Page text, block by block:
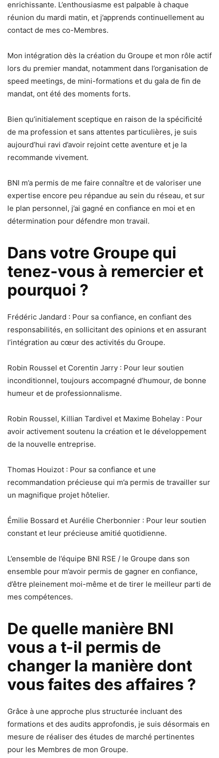
enrichissante. L’enthousiasme est palpable à chaque
réunion du mardi matin, et j’apprends continuellement au
contact de mes co-Membres.
Mon intégration dès la création du Groupe et mon rôle actif
lors du premier mandat, notamment dans l’organisation de
speed meetings, de mini-formations et du gala de fin de
mandat, ont été des moments forts.
Bien qu’initialement sceptique en raison de la spécificité
de ma profession et sans attentes particulières, je suis
aujourd’hui ravi d’avoir rejoint cette aventure et je la
recommande vivement.
BNI m’a permis de me faire connaître et de valoriser une
expertise encore peu répandue au sein du réseau, et sur
le plan personnel, j’ai gagné en confiance en moi et en
détermination pour défendre mon travail.
Dans votre Groupe qui
tenez-vous à remercier et
pourquoi ?
Frédéric Jandard : Pour sa confiance, en confiant des
responsabilités, en sollicitant des opinions et en assurant
l’intégration au cœur des activités du Groupe.
Robin Roussel et Corentin Jarry : Pour leur soutien
inconditionnel, toujours accompagné d’humour, de bonne
humeur et de professionnalisme.
Robin Roussel, Killian Tardivel et Maxime Bohelay : Pour
avoir activement soutenu la création et le développement
de la nouvelle entreprise.
Thomas Houizot : Pour sa confiance et une
recommandation précieuse qui m’a permis de travailler sur
un magnifique projet hôtelier.
Émilie Bossard et Aurélie Cherbonnier : Pour leur soutien
constant et leur précieuse amitié quotidienne.
L’ensemble de l’équipe BNI RSE / le Groupe dans son
ensemble pour m’avoir permis de gagner en confiance,
d’être pleinement moi-même et de tirer le meilleur parti de
mes compétences.
De quelle manière BNI
vous a t-il permis de
changer la manière dont
vous faites des affaires ?
Grâce à une approche plus structurée incluant des
formations et des audits approfondis, je suis désormais en
mesure de réaliser des études de marché pertinentes
pour les Membres de mon Groupe.